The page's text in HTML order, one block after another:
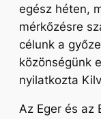
egész héten,
mérkőzésre
célunk a
közönségünk
nyilatkozta
Az Eger és az